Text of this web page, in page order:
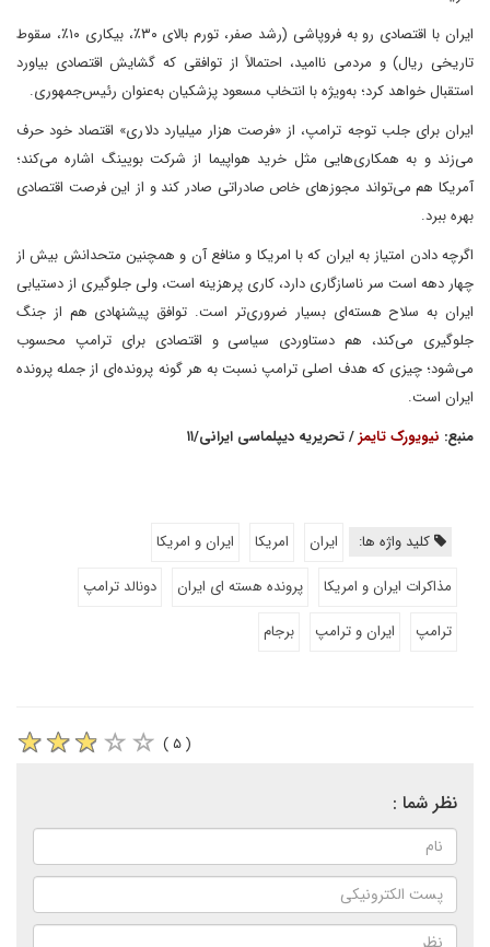
ایران با اقتصادی رو به فروپاشی (رشد صفر، تورم بالای ۳۰٪، بیکاری ۱۰٪، سقوط
تاریخی ریال) و مردمی ناامید، احتمالاً از توافقی که گشایش اقتصادی بیاورد
استقبال خواهد کرد؛ به‌ویژه با انتخاب مسعود پزشکیان به‌عنوان رئیس‌جمهوری.
ایران برای جلب توجه ترامپ، از «فرصت هزار میلیارد دلاری» اقتصاد خود حرف
می‌زند و به همکاری‌هایی مثل خرید هواپیما از شرکت بویینگ اشاره می‌کند؛
آمریکا هم می‌تواند مجوزهای خاص صادراتی صادر کند و از این فرصت اقتصادی
بهره ببرد.
اگرچه دادن امتیاز به ایران که با امریکا و منافع آن و همچنین متحدانش بیش از
چهار دهه است سر ناسازگاری دارد، کاری پرهزینه است، ولی جلوگیری از دستیابی
ایران به سلاح هسته‌ای بسیار ضروری‌تر است. توافق پیشنهادی هم از جنگ
جلوگیری می‌کند، هم دستاوردی سیاسی و اقتصادی برای ترامپ محسوب
می‌شود؛ چیزی که هدف اصلی ترامپ نسبت به هر گونه پرونده‌ای از جمله پرونده
ایران است.
منبع: نیویورک تایمز/ تحریریه دیپلماسی ایرانی/۱۱
کلید واژه ها: ایران امریکا
ایران و امریکا
مذاکرات ایران و امریکا
پرونده هسته ای ایران
دونالد ترامپ
ترامپ
ایران و ترامپ برجام
( ۵ )
نظر شما :